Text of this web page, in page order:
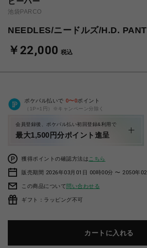
池袋PARCO
NEEDLES/ニードルズ/H.D.
￥22,000 税込
ポケパル払いで 0〜0ポイント
（1P=1円）※キャンペーン分除く
会員登録後、ポケパル払い初回登録&利用で
最大1,500円分ポイント進呈
獲得ポイントの確認方法は こちら
販売期間 2026年03月01日 00時00分 〜 2050年
この商品について問い合わせる
ギフト：ラッピング不可
カートに入れる